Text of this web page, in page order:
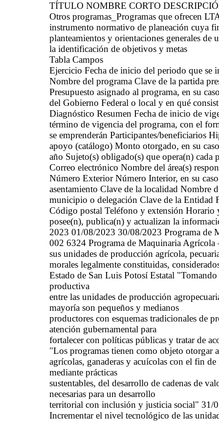
TÍTULO NOMBRE CORTO
Otros programas_Programas que ofrecen
instrumento normativo de planeación cuya
planteamientos y orientaciones generales
la identificación de objetivos y metas
Tabla Campos
Ejercicio Fecha de inicio del periodo que se
Nombre del programa Clave de la partida
Presupuesto asignado al programa, en su
del Gobierno Federal o local y en qué
Diagnóstico Resumen Fecha de inicio de
término de vigencia del programa, con el
se emprenderán Participantes/beneficiarios
apoyo (catálogo) Monto otorgado, en su
año Sujeto(s) obligado(s) que opera(n)
Correo electrónico Nombre del área(s)
Número Exterior Número Interior, en su
asentamiento Clave de la localidad
municipio o delegación Clave de la Entidad
Código postal Teléfono y extensión Horario
posee(n), publica(n) y actualizan la
2023 01/08/2023 30/08/2023 Programa de
002 6324 Programa de Maquinaria Agrícola
sus unidades de producción agrícola,
morales legalmente constituidas,
Estado de San Luis Potosí Estatal
productiva
entre las unidades de producción
mayoría son pequeños y medianos
productores con esquemas tradicionales de
atención gubernamental para
fortalecer con políticas públicas y tratar de
"Los programas tienen como objeto otorgar
agrícolas, ganaderas y acuícolas con el fin
mediante prácticas
sustentables, del desarrollo de cadenas de
necesarias para un desarrollo
territorial con inclusión y justicia social" 31/
Incrementar el nivel tecnológico de las